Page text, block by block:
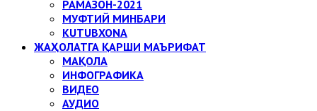
РАМАЗОН-2021
МУФТИЙ МИНБАРИ
KUTUBXONA
ЖАҲОЛАТГА ҚАРШИ МАЪРИФАТ
МАҚОЛА
ИНФОГРАФИКА
ВИДЕО
АУДИО